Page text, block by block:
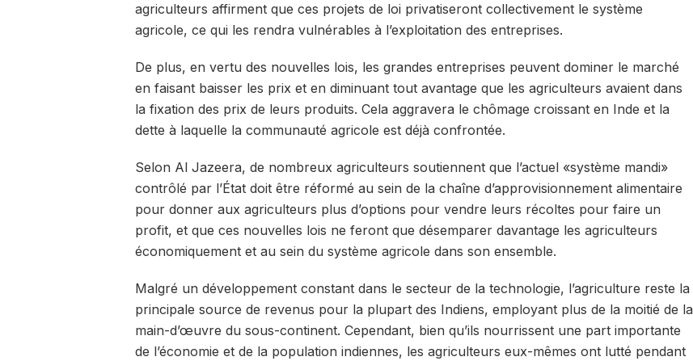
agriculteurs affirment que ces projets de loi privatiseront collectivement le système
agricole, ce qui les rendra vulnérables à l’exploitation des entreprises.
De plus, en vertu des nouvelles lois, les grandes entreprises peuvent dominer le marché
en faisant baisser les prix et en diminuant tout avantage que les agriculteurs avaient dans
la fixation des prix de leurs produits. Cela aggravera le chômage croissant en Inde et la
dette à laquelle la communauté agricole est déjà confrontée.
Selon Al Jazeera, de nombreux agriculteurs soutiennent que l’actuel «système mandi»
contrôlé par l’État doit être réformé au sein de la chaîne d’approvisionnement alimentaire
pour donner aux agriculteurs plus d’options pour vendre leurs récoltes pour faire un
profit, et que ces nouvelles lois ne feront que désemparer davantage les agriculteurs
économiquement et au sein du système agricole dans son ensemble.
Malgré un développement constant dans le secteur de la technologie, l’agriculture reste la
principale source de revenus pour la plupart des Indiens, employant plus de la moitié de la
main-d’œuvre du sous-continent. Cependant, bien qu’ils nourrissent une part importante
de l’économie et de la population indiennes, les agriculteurs eux-mêmes ont lutté pendant